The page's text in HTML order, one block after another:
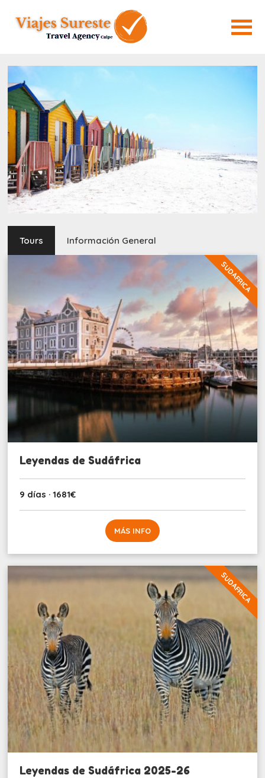
Tours Información General
SUDAFRICA
Leyendas de Sudáfrica
9 días · 1681€
MÁS INFO
SUDAFRICA
Leyendas de Sudáfrica 2025-26